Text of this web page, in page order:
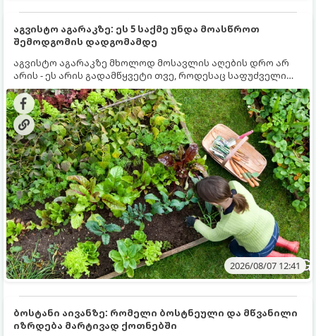
აგვისტო აგარაკზე: ეს 5 საქმე უნდა მოასწროთ
შემოდგომის დადგომამდე
აგვისტო აგარაკზე მხოლოდ მოსავლის აღების დრო არ
არის - ეს არის გადამწყვეტი თვე, როდესაც საფუძველი
ეყრება მომავალი წლის მოსავალს და ბაღი მზადდება
შემოდგომა-ზამთრის სეზონისთვის. იმისათვის, რომ
ნიადაგმა ენერგია აღიდგინოს, ხოლო მცენარეებმა
ზამთარს გაუძლონ, აგვისტოს ბოლომდე 5
მნიშვნელოვანი საქმის გაკეთება უნდა მოასწროთ:
2026/08/07 12:41
ბოსტანი აივანზე: რომელი ბოსტნეული და მწვანილი
იზრდება მარტივად ქოთნებში